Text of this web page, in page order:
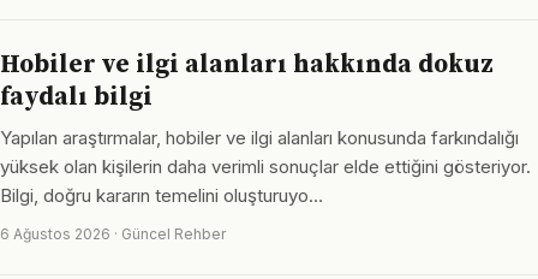
Hobiler ve ilgi alanları hakkında dokuz
faydalı bilgi
Yapılan araştırmalar, hobiler ve ilgi alanları konusunda farkındalığı
yüksek olan kişilerin daha verimli sonuçlar elde ettiğini gösteriyor.
Bilgi, doğru kararın temelini oluşturuyo…
6 Ağustos 2026 · Güncel Rehber